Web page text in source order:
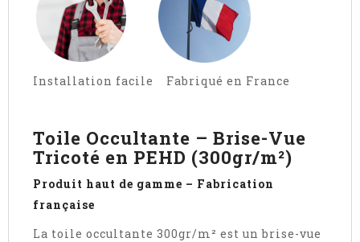
Installation facile Fabriqué en France
Toile Occultante – Brise-Vue
Tricoté en PEHD (300gr/m²)
Produit haut de gamme – Fabrication
française
La toile occultante 300gr/m² est un brise-vue